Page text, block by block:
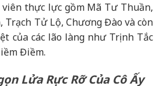
thực lực gồm Mã Tư Thuần,
Trạch Tử Lộ, Chương Đào và còn
của các lão làng như Trịnh Tắc
Điềm.
Lửa Rực Rỡ Của Cô Ấy